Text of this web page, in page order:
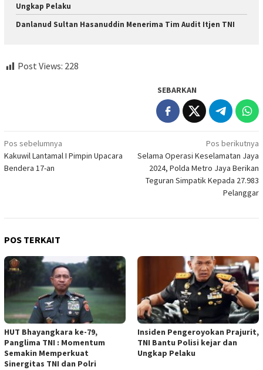
Ungkap Pelaku
Danlanud Sultan Hasanuddin Menerima Tim Audit Itjen TNI
Post Views: 228
SEBARKAN
Navigasi
pos
Pos sebelumnya
Kakuwil Lantamal I Pimpin Upacara
Bendera 17-an
Pos berikutnya
Selama Operasi Keselamatan Jaya
2024, Polda Metro Jaya Berikan
Teguran Simpatik Kepada 27.983
Pelanggar
POS TERKAIT
HUT Bhayangkara ke-79,
Panglima TNI : Momentum
Semakin Memperkuat
Sinergitas TNI dan Polri
Insiden Pengeroyokan Prajurit,
TNI Bantu Polisi kejar dan
Ungkap Pelaku